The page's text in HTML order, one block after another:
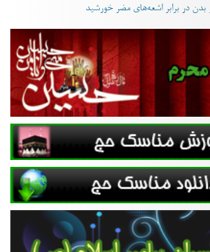
در برابر اشعه‌های مضر خورشید